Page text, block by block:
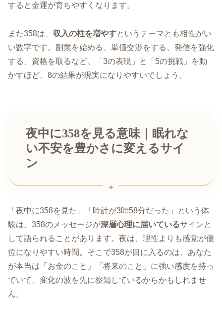
すると金運が育ちやすくなります。
また358は、 収入の柱を増やすというテーマとも相性がい
い数字です。副業を始める、単価交渉をする、発信を強化
する、資格を取るなど、「3の表現」と「5の挑戦」を動
かすほど、8の結果が現実になりやすいでしょう。
夜中に358を見る意味｜眠れな
い不安を豊かさに変えるサイ
ン
「夜中に358を見た」「時計が3時58分だった」という体
験は、358のメッセージが深層心理に届いているサインと
して語られることがあります。夜は、理性よりも感覚が優
位になりやすい時間。そこで358が目に入るのは、あなた
が本当は「お金のこと」「将来のこと」に強い感度を持っ
ていて、変化の波を先に察知しているからかもしれませ
ん。